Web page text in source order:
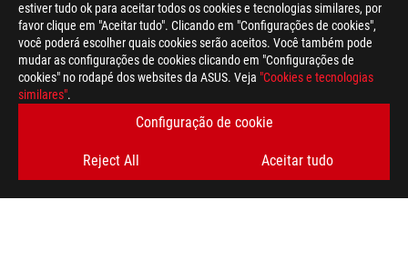
estiver tudo ok para aceitar todos os cookies e tecnologias similares, por
favor clique em "Aceitar tudo". Clicando em "Configurações de cookies",
você poderá escolher quais cookies serão aceitos. Você também pode
mudar as configurações de cookies clicando em "Configurações de
cookies" no rodapé dos websites da ASUS. Veja "Cookies e tecnologias
similares".
Configuração de cookie
Reject All Aceitar tudo
> GAMING ROG 20TH ANNIVERSARY
OBTENHA AS ÚLTIMAS OFERTAS E MUITO MAIS